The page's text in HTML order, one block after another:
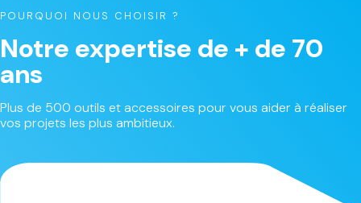
POURQUOI NOUS CHOISIR ?
Notre expertise de + de 70
ans
Plus de 500 outils et accessoires pour vous aider à réaliser
vos projets les plus ambitieux.